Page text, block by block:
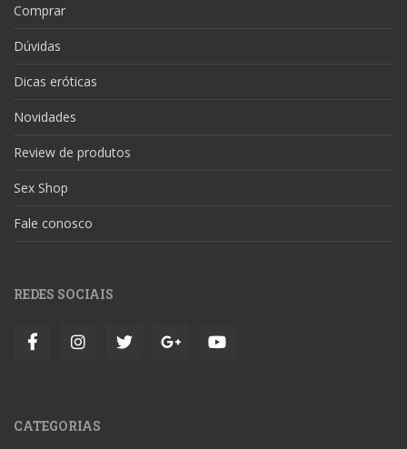
Comprar
Dúvidas
Dicas eróticas
Novidades
Review de produtos
Sex Shop
Fale conosco
REDES SOCIAIS
CATEGORIAS